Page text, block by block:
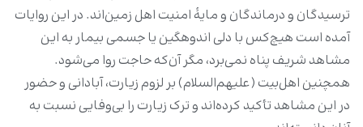
ترسیدگان و درماندگان و مایۀ امنیت اهل زمین‌اند. در این روایات
آمده است هیچ‌کس با دلی اندوهگین یا جسمی بیمار به این
مشاهد شریف پناه نمی‌برد، مگر آن‌که حاجت روا می‌شود.
همچنین اهل‌بیت (علیهم‌السلام) بر لزوم زیارت، آبادانی و حضور
در این مشاهد تأکید کرده‌اند و ترک زیارت را بی‌وفایی نسبت به